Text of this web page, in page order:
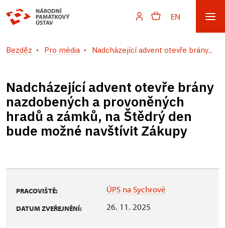
EN
Bezděz Pro média Nadcházející advent otevře brány...
Nadcházející advent otevře brány
nazdobených a provoněných
hradů a zámků, na Štědrý den
bude možné navštívit Zákupy
PRACOVIŠTĚ: ÚPS na Sychrově
DATUM ZVEŘEJNĚNÍ: 26. 11. 2025